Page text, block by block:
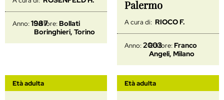
Anno:1987
Editore:Bollati
Boringhieri, Torino
Palermo
A cura di: RIOCO F.
Anno:2003
Editore:Franco
Angeli, Milano
Età adulta Età adulta